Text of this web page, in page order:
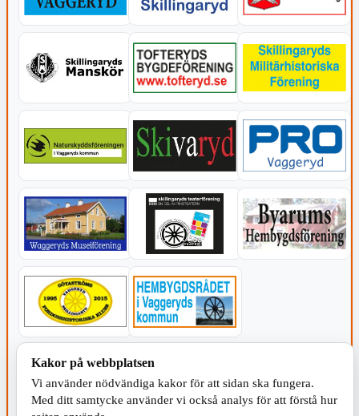
KOMMUNEN
Kakor på webbplatsen
Vi använder nödvändiga kakor för att sidan ska fungera.
Med ditt samtycke använder vi också analys för att förstå hur